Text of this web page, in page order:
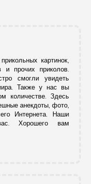
картинок,
и прочих приколов.
смогли увидеть
Также у нас вы
количестве. Здесь
анекдоты, фото,
Интернета. Наши
Хорошего вам